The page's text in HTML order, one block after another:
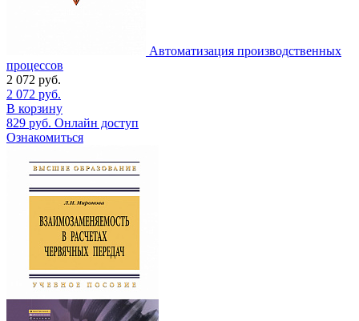
Автоматизация производственных
процессов
2 072 руб.
2 072 руб.
В корзину
829 руб. Онлайн доступ
Ознакомиться